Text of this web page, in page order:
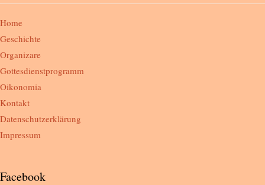
Home
Geschichte
Organizare
Gottesdienstprogramm
Oikonomia
Kontakt
Datenschutzerklärung
Impressum
Facebook